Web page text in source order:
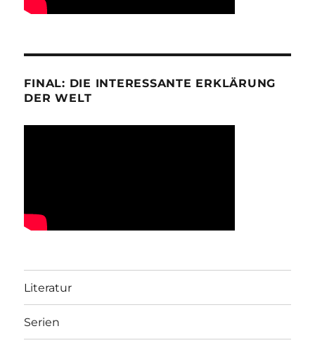
FINAL: DIE INTERESSANTE ERKLÄRUNG
DER WELT
Literatur
Serien